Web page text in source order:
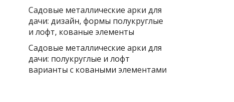
Садовые металлические арки для
дачи: дизайн, формы полукруглые
и лофт, кованые элементы
Садовые металлические арки для
дачи: полукруглые и лофт
варианты с коваными элементами